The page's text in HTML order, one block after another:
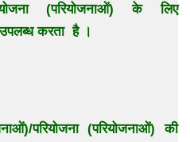
(परियोजनाओं) के लिए
उपलब्ध करता है ।
परियोजना (परियोजनाओं) की